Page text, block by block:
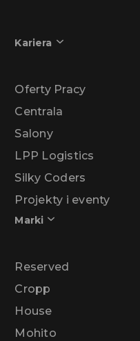
Kariera
Oferty Pracy
Centrala
Salony
LPP Logistics
Silky Coders
Projekty i eventy
Marki
Reserved
Cropp
House
Mohito